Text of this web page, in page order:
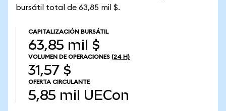
bursátil total de 63,85 mil $.
CAPITALIZACIÓN BURSÁTIL
63,85 mil $
VOLUMEN DE OPERACIONES (24 H)
31,57 $
OFERTA CIRCULANTE
5,85 mil UECon